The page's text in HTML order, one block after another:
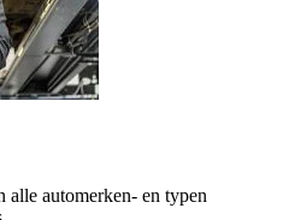
alle automerken- en typen